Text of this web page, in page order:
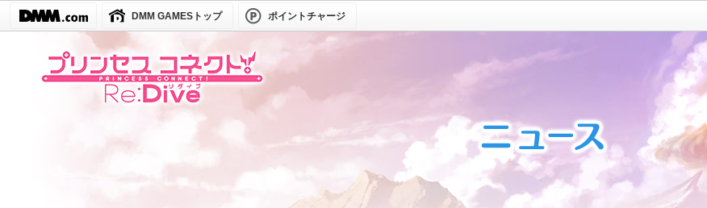
DMM GAMESトップ ポイントチャージ